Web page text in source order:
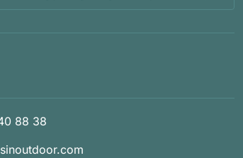
88 38